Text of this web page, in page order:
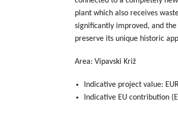
plant which also receives
significantly improved, and
preserve its unique historic
Area: Vipavski Križ
Indicative project value:
Indicative EU contribution